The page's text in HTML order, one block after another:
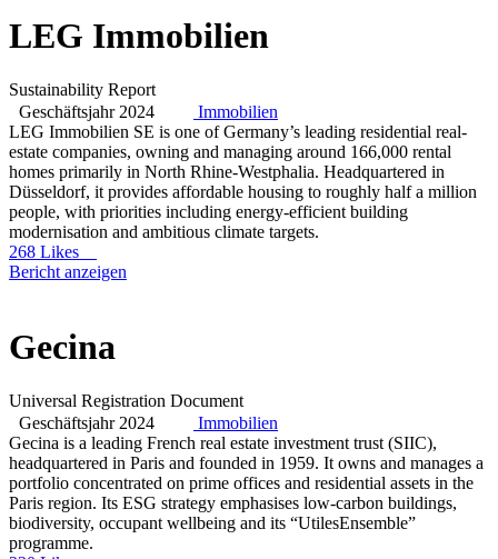
LEG Immobilien
Sustainability Report
Geschäftsjahr 2024
Immobilien
LEG Immobilien SE is one of Germany’s leading residential real-
estate companies, owning and managing around 166,000 rental
homes primarily in North Rhine-Westphalia. Headquartered in
Düsseldorf, it provides affordable housing to roughly half a million
people, with priorities including energy-efficient building
modernisation and ambitious climate targets.
268 Likes
Bericht anzeigen
Gecina
Universal Registration Document
Geschäftsjahr 2024
Immobilien
Gecina is a leading French real estate investment trust (SIIC),
headquartered in Paris and founded in 1959. It owns and manages a
portfolio concentrated on prime offices and residential assets in the
Paris region. Its ESG strategy emphasises low-carbon buildings,
biodiversity, occupant wellbeing and its “UtilesEnsemble”
programme.